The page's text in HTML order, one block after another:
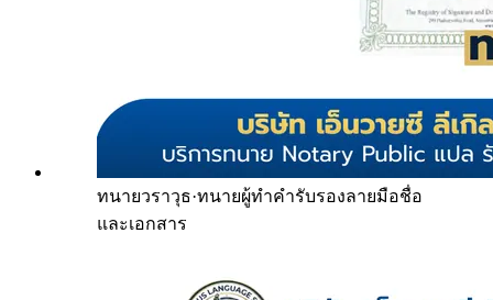
ทนายวราวุธ·ทนายผู้ทำคำรับรองลายมือชื่อ
และเอกสาร